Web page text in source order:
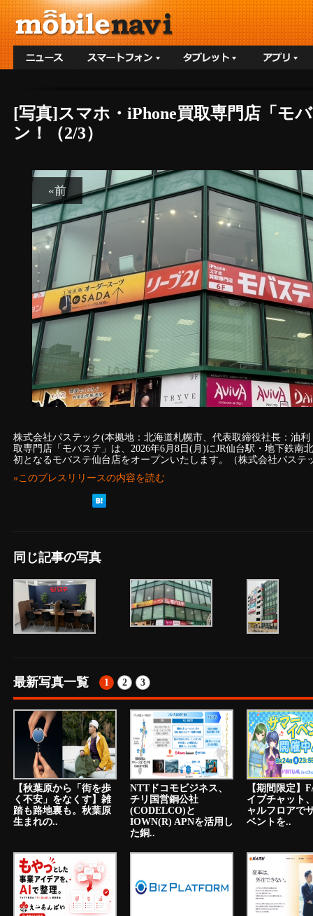
[写真]スマホ・iPhone買取専門店「モ
ン！（2/3）
«前
株式会社パステック(本拠地：北海道札幌市、代表取締役社長：油
取専門店「モバステ」は、2026年6月8日(月)にJR仙台駅・地下鉄南
初となるモバステ仙台店をオープンいたします。（株式会社パステ
»このプレスリリースの内容を読む
同じ記事の写真
最新写真一覧 1 2 3
【秋葉原から「街を歩
く不安」をなくす】雑
踏も路地裏も。秋葉原
生まれの..
NTTドコモビジネス、
チリ国営銅公社
(CODELCO)と
IOWN(R) APNを活用し
た銅..
【期間限定】
イブチャット
ャルフロアで
ベントを..